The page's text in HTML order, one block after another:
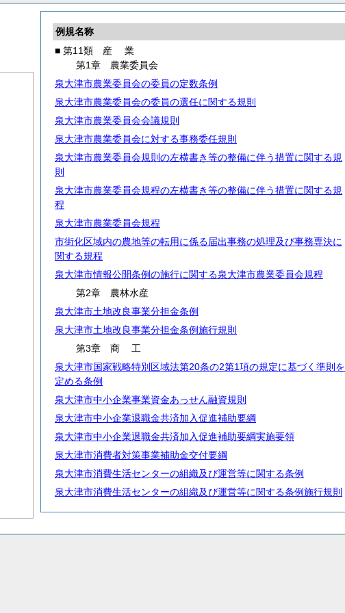
例規名称
■ 第11類 産 業
第1章 農業委員会
泉大津市農業委員会の委員の定数条例
泉大津市農業委員会の委員の選任に関する規則
泉大津市農業委員会会議規則
泉大津市農業委員会に対する事務委任規則
泉大津市農業委員会規則の左横書き等の整備に伴う措置に関する規
則
泉大津市農業委員会規程の左横書き等の整備に伴う措置に関する規
程
泉大津市農業委員会規程
市街化区域内の農地等の転用に係る届出事務の処理及び事務専決に
関する規程
泉大津市情報公開条例の施行に関する泉大津市農業委員会規程
第2章 農林水産
泉大津市土地改良事業分担金条例
泉大津市土地改良事業分担金条例施行規則
第3章 商 工
泉大津市国家戦略特別区域法第20条の2第1項の規定に基づく準則を
定める条例
泉大津市中小企業事業資金あっせん融資規則
泉大津市中小企業退職金共済加入促進補助要綱
泉大津市中小企業退職金共済加入促進補助要綱実施要領
泉大津市消費者対策事業補助金交付要綱
泉大津市消費生活センターの組織及び運営等に関する条例
泉大津市消費生活センターの組織及び運営等に関する条例施行規則